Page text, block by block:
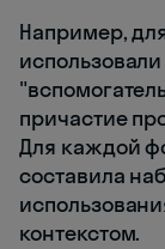
Например,
причастие
Для каждой
составила
контекстом.